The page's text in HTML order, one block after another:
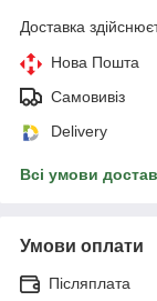
Доставка
Нова Пошта
Самовивіз
Delivery
Всі умови
Умови оплати
Післяплата